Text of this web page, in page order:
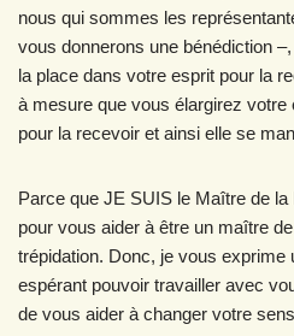
nous qui sommes les
vous donnerons une bénédiction
la place dans votre esprit pour la
à mesure que vous élargirez votre
pour la recevoir et ainsi elle se
Parce que JE SUIS le Maître de
pour vous aider à être un maître
trépidation. Donc, je vous exprime
espérant pouvoir travailler avec
de vous aider à changer votre